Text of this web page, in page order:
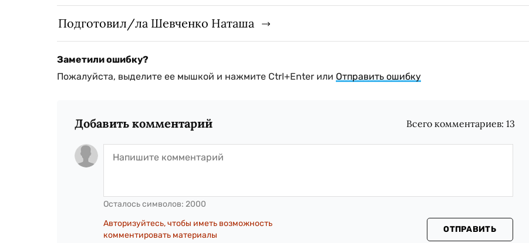
Подготовил/ла Шевченко Наташа
Заметили ошибку?
Пожалуйста, выделите ее мышкой и нажмите Ctrl+Enter или Отправить ошибку
Добавить комментарий Всего комментариев:13
Осталось символов: 2000
Авторизуйтесь, чтобы иметь возможность
комментировать материалы
ОТПРАВИТЬ